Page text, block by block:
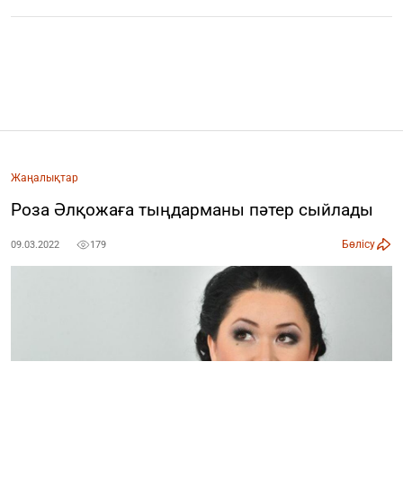
Жаңалықтар
Роза Әлқожаға тыңдарманы пәтер сыйлады
09.03.2022 179 Бөлісу